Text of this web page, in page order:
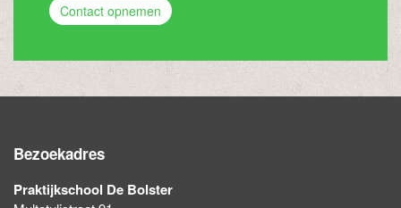
Contact opnemen
Bezoekadres
Praktijkschool De Bolster